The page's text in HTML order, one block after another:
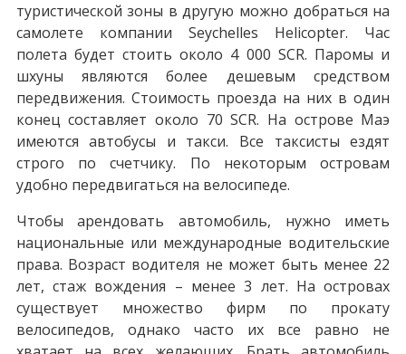
туристической зоны в другую можно добраться на
самолете компании Seychelles Helicopter. Час
полета будет стоить около 4 000 SCR. Паромы и
шхуны являются более дешевым средством
передвижения. Стоимость проезда на них в один
конец составляет около 70 SCR. На острове Маэ
имеются автобусы и такси. Все таксисты ездят
строго по счетчику. По некоторым островам
удобно передвигаться на велосипеде.
Чтобы арендовать автомобиль, нужно иметь
национальные или международные водительские
права. Возраст водителя не может быть менее 22
лет, стаж вождения – менее 3 лет. На островах
существует множество фирм по прокату
велосипедов, однако часто их все равно не